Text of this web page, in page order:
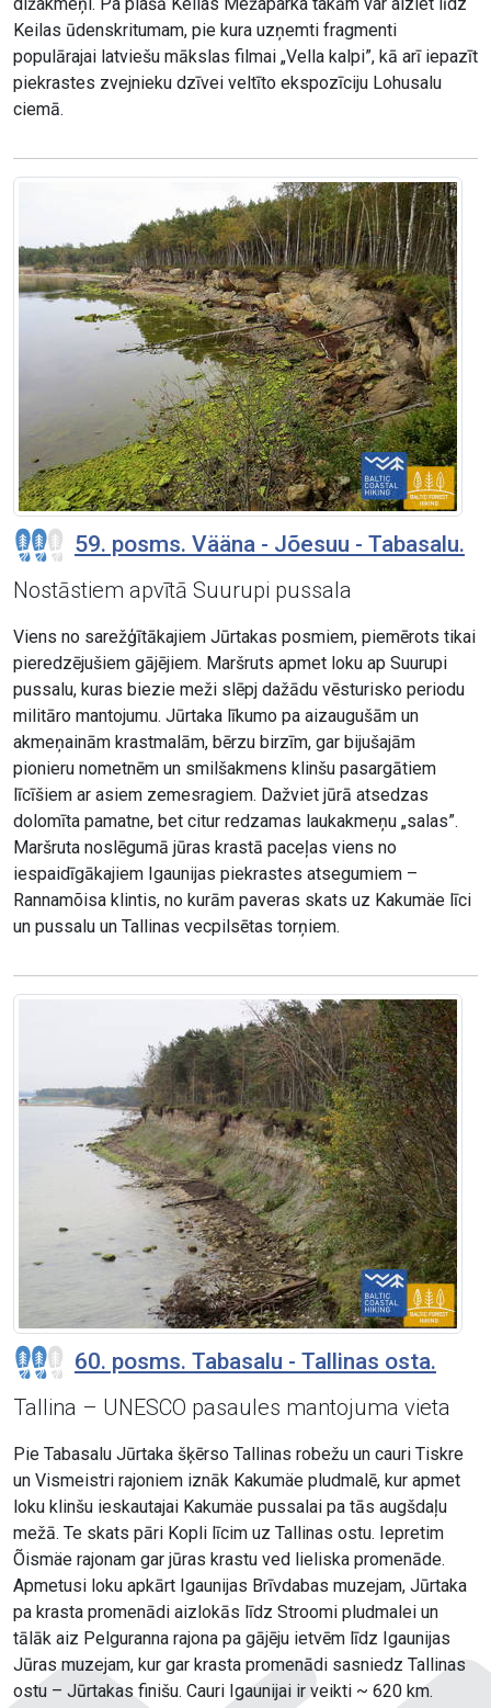
dižakmeņi. Pa plašā Keilas Mežaparka takām var aiziet līdz
Keilas ūdenskritumam, pie kura uzņemti fragmenti
populārajai latviešu mākslas filmai „Vella kalpi”, kā arī iepazīt
piekrastes zvejnieku dzīvei veltīto ekspozīciju Lohusalu
ciemā.
59. posms. Vääna - Jõesuu - Tabasalu.
Nostāstiem apvītā Suurupi pussala
Viens no sarežģītākajiem Jūrtakas posmiem, piemērots tikai
pieredzējušiem gājējiem. Maršruts apmet loku ap Suurupi
pussalu, kuras biezie meži slēpj dažādu vēsturisko periodu
militāro mantojumu. Jūrtaka līkumo pa aizaugušām un
akmeņainām krastmalām, bērzu birzīm, gar bijušajām
pionieru nometnēm un smilšakmens klinšu pasargātiem
līcīšiem ar asiem zemesragiem. Dažviet jūrā atsedzas
dolomīta pamatne, bet citur redzamas laukakmeņu „salas”.
Maršruta noslēgumā jūras krastā paceļas viens no
iespaidīgākajiem Igaunijas piekrastes atsegumiem –
Rannamõisa klintis, no kurām paveras skats uz Kakumäe līci
un pussalu un Tallinas vecpilsētas torņiem.
60. posms. Tabasalu - Tallinas osta.
Tallina – UNESCO pasaules mantojuma vieta
Pie Tabasalu Jūrtaka šķērso Tallinas robežu un cauri Tiskre
un Vismeistri rajoniem iznāk Kakumäe pludmalē, kur apmet
loku klinšu ieskautajai Kakumäe pussalai pa tās augšdaļu
mežā. Te skats pāri Kopli līcim uz Tallinas ostu. Iepretim
Õismäe rajonam gar jūras krastu ved lieliska promenāde.
Apmetusi loku apkārt Igaunijas Brīvdabas muzejam, Jūrtaka
pa krasta promenādi aizlokās līdz Stroomi pludmalei un
tālāk aiz Pelguranna rajona pa gājēju ietvēm līdz Igaunijas
Jūras muzejam, kur gar krasta promenādi sasniedz Tallinas
ostu – Jūrtakas finišu. Cauri Igaunijai ir veikti ~ 620 km.